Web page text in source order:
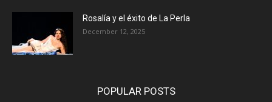
Rosalía y el éxito de La Perla
December 12, 2025
POPULAR POSTS